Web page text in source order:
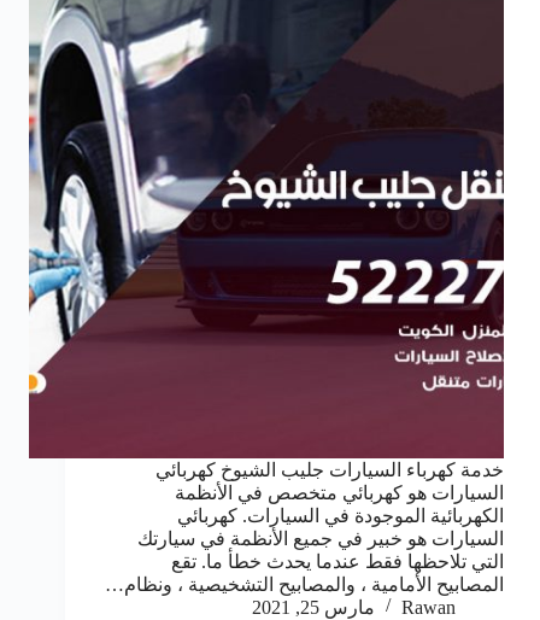
خدمة كهرباء السيارات جليب الشيوخ كهربائي
السيارات هو كهربائي متخصص في الأنظمة
الكهربائية الموجودة في السيارات. كهربائي
السيارات هو خبير في جميع الأنظمة في سيارتك
التي تلاحظها فقط عندما يحدث خطأ ما. تقع
المصابيح الأمامية ، والمصابيح التشخيصية ، ونظام…
Rawan
مارس 25, 2021